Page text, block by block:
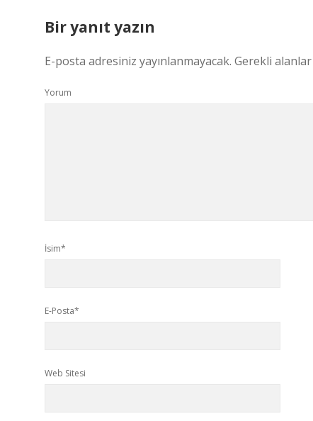
Bir yanıt yazın
E-posta adresiniz yayınlanmayacak. Gerekli alanlar
Yorum
İsim*
E-Posta*
Web Sitesi